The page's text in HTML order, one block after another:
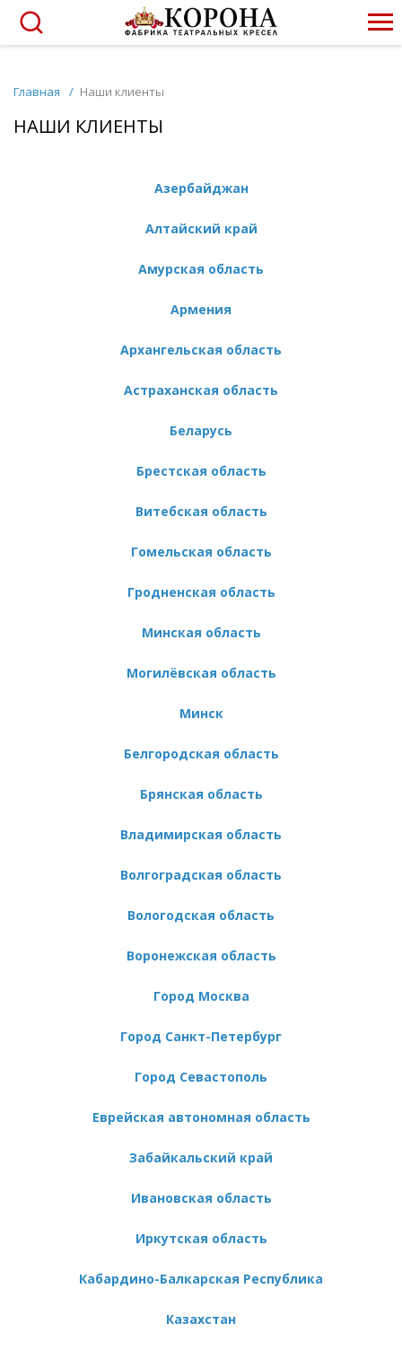
Главная / Наши клиенты
НАШИ КЛИЕНТЫ
Азербайджан
Алтайский край
Амурская область
Армения
Архангельская область
Астраханская область
Беларусь
Брестская область
Витебская область
Гомельская область
Гродненская область
Минская область
Могилёвская область
Минск
Белгородская область
Брянская область
Владимирская область
Волгоградская область
Вологодская область
Воронежская область
Город Москва
Город Санкт-Петербург
Город Севастополь
Еврейская автономная область
Забайкальский край
Ивановская область
Иркутская область
Кабардино-Балкарская Республика
Казахстан